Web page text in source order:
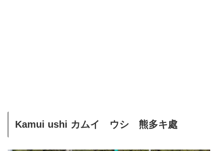
Kamui ushi カムイ ウシ 熊多キ處